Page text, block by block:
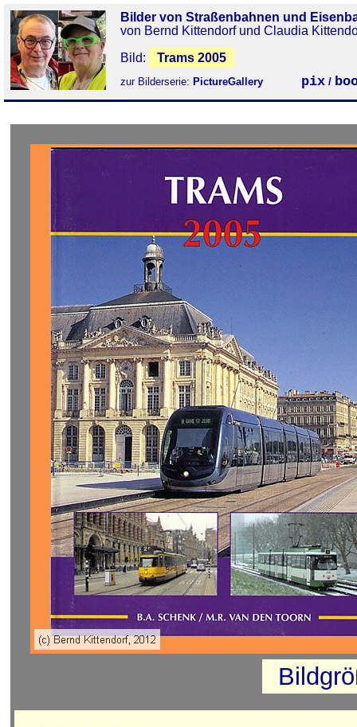
Bilder von Straßenbahnen und
von Bernd Kittendorf und Claudia
Bild:
Trams 2005
zur Bilderserie: PictureGallery pix /